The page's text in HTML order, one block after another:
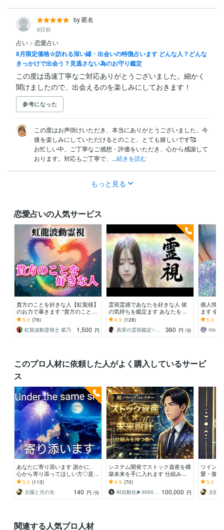
by 匿名
6日前
占い > 恋愛占い
8月限定価格☆訪れる深い縁・出会いの特徴占います どんな人？どんな
きっかけで出会う？見逃さない為のお守り鑑定
この度は迅速丁寧なご対応ありがとうございました。細かく
聞けましたので、出会えるのを楽しみにしておきます！
参考になった
この度はお声掛けいただき、本当にありがとうございました。今
後を楽しみにしていただけるとのこと、とても嬉しいです🥰
お忙しい中、ご丁寧なご感想・評価をいただき、心から感謝して
おります。対応もご丁寧で、...続きを読む
もっと見る
恋愛占いの人気サービス
貴方のことを好きな人【虹龍様】
のお力で暴きます “貴方のことを
好きな人”の人物像・貴方への本
気度などを大暴露
5.0 (76)
虹龍波動霊視士 紫乃
1,500 円
霊視霊感であなたを好きな人 彼
の気持ちを鑑定ます あなたを好
きな人・彼の本音・片思い・復
縁・複雑愛・霊視鑑定
4.9 (128)
真実の霊視鑑定✨アダ369✨
360 円 /分
個人情
ます 個
心です！
5.0
このプロ人材に依頼した人がよく購入しているサービ
ス
あなたに寄り添います 誰かに、
心から寄り添ってほしい方♡是非
お電話下さい♡
5.0 (113)
太陽と月の光
140 円 /分
システム開発でストック資産を構
築未来を手に入れます 仕組み化×
自動化収益/おすすめ/スマホ副業/
初心者/在宅副業
4.9 (70)
AI自動化▶︎3000万超 100,000 円
ツイン
愛・復
気になる
5.0
太陽
関連する人気プロ人材